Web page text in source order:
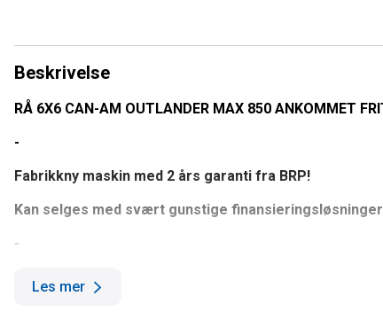
Beskrivelse
RÅ 6X6 CAN-AM OUTLANDER MAX 850 ANKOMMET
-
Fabrikkny maskin med 2 års garanti fra BRP!
Kan selges med svært gunstige
-
BYGGET FOR LIVET.
Les mer